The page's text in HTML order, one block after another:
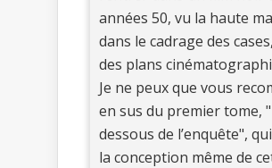
années 50, vu la haute
dans le cadrage des
des plans
Je ne peux que vous
en sus du premier tome,
dessous de l’enquête",
la conception même de